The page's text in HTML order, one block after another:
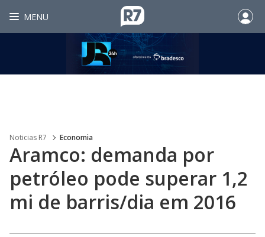
MENU
Noticias R7 Economia
Aramco: demanda por
petróleo pode superar 1,2
mi de barris/dia em 2016